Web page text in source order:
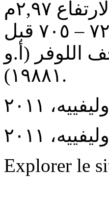
خورسآباد، الواجهة ل، من حجر المرمر، الارتفاع ٢,٩٧م
والطول ١,٢٥م، من عهد سرجون الثاني (٧٢١ – ٧٠٥ قبل
بوتا (١٨٤٣-١٨٤٤)، متحف اللوفر (أ.و
١٩٨٨١).
Explorer le